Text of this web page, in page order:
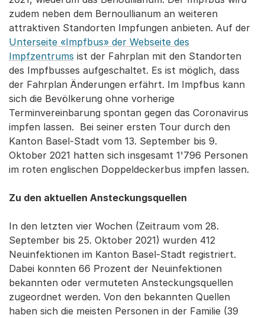
zudem neben dem Bernoullianum an weiteren
attraktiven Standorten Impfungen anbieten. Auf der
Unterseite «Impfbus» der Webseite des
Impfzentrums ist der Fahrplan mit den Standorten
des Impfbusses aufgeschaltet. Es ist möglich, dass
der Fahrplan Änderungen erfährt. Im Impfbus kann
sich die Bevölkerung ohne vorherige
Terminvereinbarung spontan gegen das Coronavirus
impfen lassen. Bei seiner ersten Tour durch den
Kanton Basel-Stadt vom 13. September bis 9.
Oktober 2021 hatten sich insgesamt 1'796 Personen
im roten englischen Doppeldeckerbus impfen lassen.
Zu den aktuellen Ansteckungsquellen
In den letzten vier Wochen (Zeitraum vom 28.
September bis 25. Oktober 2021) wurden 412
Neuinfektionen im Kanton Basel-Stadt registriert.
Dabei konnten 66 Prozent der Neuinfektionen
bekannten oder vermuteten Ansteckungsquellen
zugeordnet werden. Von den bekannten Quellen
haben sich die meisten Personen in der Familie (39